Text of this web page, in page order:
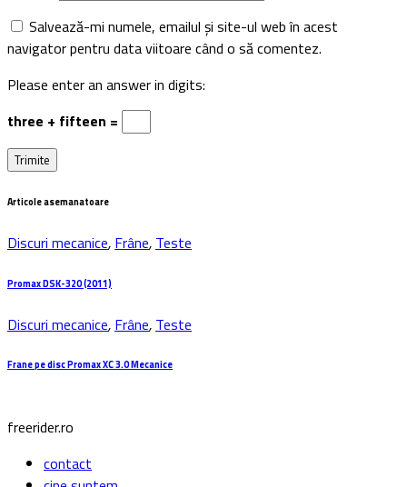
Salvează-mi numele, emailul și site-ul web în acest
navigator pentru data viitoare când o să comentez.
Please enter an answer in digits:
three + fifteen =
Articole asemanatoare
Discuri mecanice, Frâne, Teste
Promax DSK-320 (2011)
Discuri mecanice, Frâne, Teste
Frane pe disc Promax XC 3.0 Mecanice
freerider.ro
contact